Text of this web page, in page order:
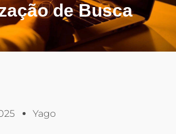
de Busca
Yago